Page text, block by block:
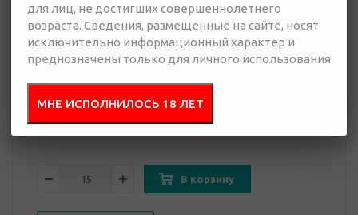
6 086 руб.
презентацию
В корзину
для лиц, не достигших совершеннолетнего
возраста. Сведения, размещенные на сайте, носят
исключительно информационный характер и
преднозначены только для личного использования
МНЕ ИСПОЛНИЛОСЬ 18 ЛЕТ